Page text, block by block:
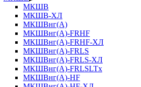
МКШВ
МКШВ-ХЛ
МКШВнг(А)
МКШВнг(А)-FRHF
МКШВнг(А)-FRHF-ХЛ
МКШВнг(А)-FRLS
МКШВнг(А)-FRLS-ХЛ
МКШВнг(А)-FRLSLTx
МКШВнг(А)-HF